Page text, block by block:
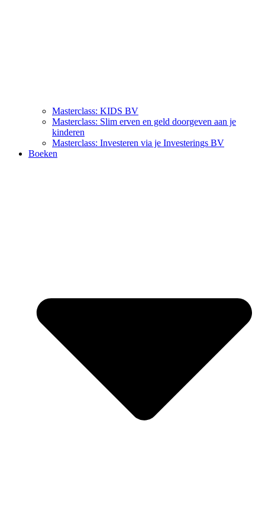
Masterclass: KIDS BV
Masterclass: Slim erven en geld doorgeven aan je
kinderen
Masterclass: Investeren via je Investerings BV
Boeken